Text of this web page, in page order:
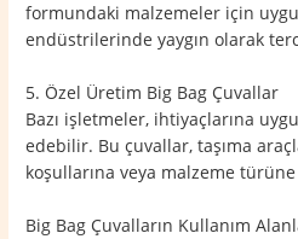
formundaki malzemeler için
endüstrilerinde yaygın olarak
5. Özel Üretim Big Bag Çuvallar
Bazı işletmeler, ihtiyaçlarına
edebilir. Bu çuvallar, taşıma
koşullarına veya malzeme
Big Bag Çuvalların Kullanım